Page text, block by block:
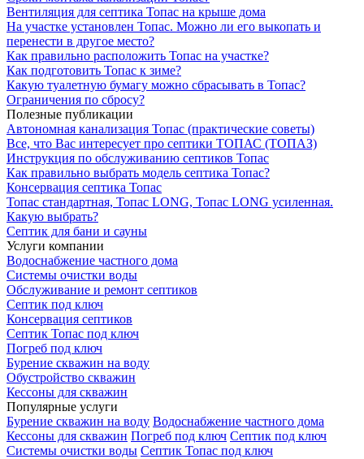
Вентиляция для септика Топас на крыше дома
На участке установлен Топас. Можно ли его выкопать и
перенести в другое место?
Как правильно расположить Топас на участке?
Как подготовить Топас к зиме?
Какую туалетную бумагу можно сбрасывать в Топас?
Ограничения по сбросу?
Полезные публикации
Автономная канализация Топас (практические советы)
Все, что Вас интересует про септики ТОПАС (ТОПАЗ)
Инструкция по обслуживанию септиков Топас
Как правильно выбрать модель септика Топас?
Консервация септика Топас
Топас стандартная, Топас LONG, Топас LONG усиленная.
Какую выбрать?
Септик для бани и сауны
Услуги компании
Водоснабжение частного дома
Системы очистки воды
Обслуживание и ремонт септиков
Септик под ключ
Консервация септиков
Септик Топас под ключ
Погреб под ключ
Бурение скважин на воду
Обустройство скважин
Кессоны для скважин
Популярные услуги
Бурение скважин на воду Водоснабжение частного дома
Кессоны для скважин Погреб под ключ Септик под ключ
Системы очистки воды Септик Топас под ключ